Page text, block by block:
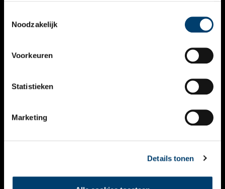
Noodzakelijk
Voorkeuren
Statistieken
Marketing
Details tonen
VERHALEN
KALENDER
THEMA’S
VIDEO’S
CONTACT